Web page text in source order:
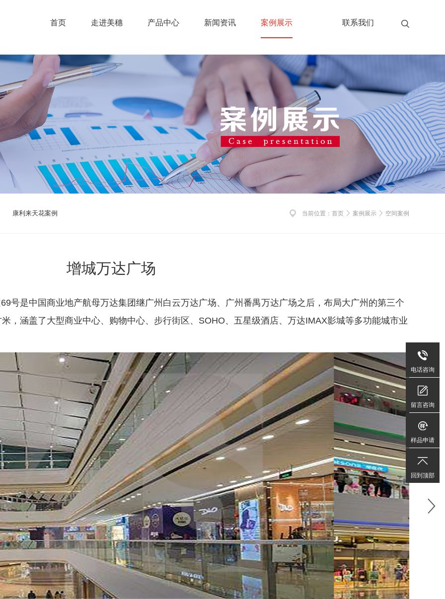
首页 走进美穗 产品中心 新闻资讯 案例展示 联系我们
康利来天花案例 当前位置： 首页 案例展示 空间案例
增城万达广场
号是中国商业地产航母万达集团继广州白云万达广场、广州番禺万达广场之后，布局大广州的第三个
，涵盖了大型商业中心、购物中心、步行街区、SOHO、五星级酒店、万达IMAX影城等多功能城市业
电话咨询
400-
606-
9109
周
一
至
周
日
9:00
22:00
留言咨询
样品申请
回到顶部